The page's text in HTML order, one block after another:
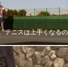
テニスは上手くなる